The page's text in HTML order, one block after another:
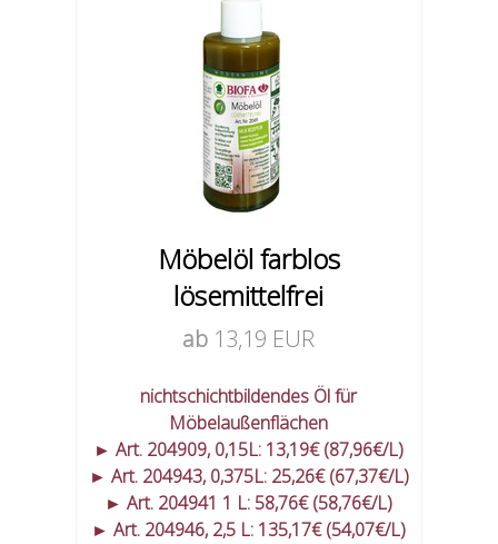
Möbelöl farblos
lösemittelfrei
ab 13,19 EUR
nichtschichtbildendes Öl für
Möbelaußenflächen
► Art. 204909, 0,15L: 13,19€ (87,96€/L)
► Art. 204943, 0,375L: 25,26€ (67,37€/L)
► Art. 204941 1 L: 58,76€ (58,76€/L)
► Art. 204946, 2,5 L: 135,17€ (54,07€/L)